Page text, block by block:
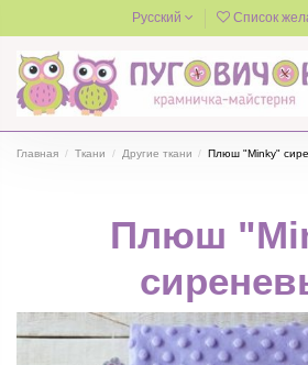
Русский Список
Главная Ткани Другие ткани Плюш "Minky"
Плюш